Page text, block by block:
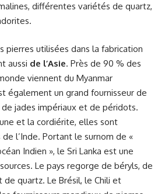
différentes variétés de quartz,
pierres utilisées dans la fabrication
aussi de l’Asie. Près de 90 % des
viennent du Myanmar
également un grand fournisseur de
jades impériaux et de péridots.
et la cordiérite, elles sont
l’Inde. Portant le surnom de «
Indien », le Sri Lanka est une
Le pays regorge de béryls, de
de quartz. Le Brésil, le Chili et